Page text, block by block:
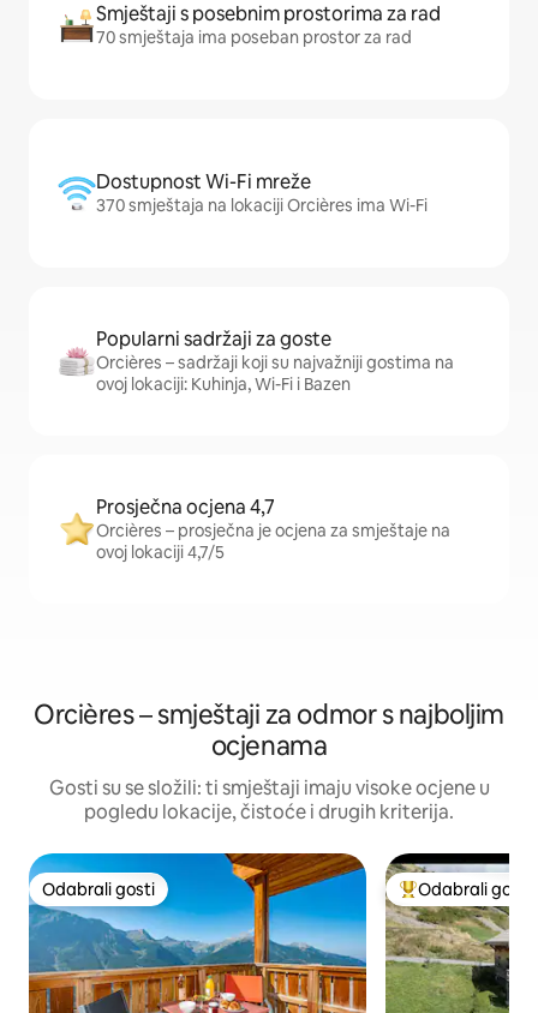
Smještaji s posebnim prostorima za rad
70 smještaja ima poseban prostor za rad
Dostupnost Wi-Fi mreže
370 smještaja na lokaciji Orcières ima Wi-Fi
Popularni sadržaji za goste
Orcières – sadržaji koji su najvažniji gostima na
ovoj lokaciji: Kuhinja, Wi-Fi i Bazen
Prosječna ocjena 4,7
Orcières – prosječna je ocjena za smještaje na
ovoj lokaciji 4,7/5
Orcières – smještaji za odmor s najboljim
ocjenama
Gosti su se složili: ti smještaji imaju visoke ocjene u
pogledu lokacije, čistoće i drugih kriterija.
Odabrali gosti
Odabrali gosti Među najviše
Odabrali gosti